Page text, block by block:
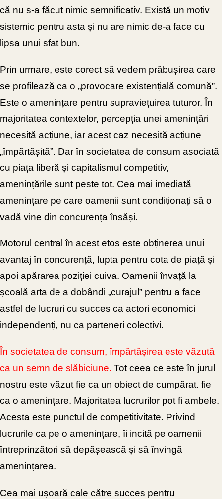
că nu s-a făcut nimic semnificativ. Există un motiv
sistemic pentru asta și nu are nimic de-a face cu
lipsa unui sfat bun.
Prin urmare, este corect să vedem prăbușirea care
se profilează ca o „provocare existențială comună”.
Este o amenințare pentru supraviețuirea tuturor. În
majoritatea contextelor, percepția unei amenințări
necesită acțiune, iar acest caz necesită acțiune
„împărtășită”. Dar în societatea de consum asociată
cu piața liberă și capitalismul competitiv,
amenințările sunt peste tot. Cea mai imediată
amenințare pe care oamenii sunt condiționați să o
vadă vine din concurența însăși.
Motorul central în acest etos este obținerea unui
avantaj în concurență, lupta pentru cota de piață și
apoi apărarea poziției cuiva. Oamenii învață la
școală arta de a dobândi „curajul” pentru a face
astfel de lucruri cu succes ca actori economici
independenți, nu ca parteneri colectivi.
În societatea de consum, împărtășirea este văzută
ca un semn de slăbiciune. Tot ceea ce este în jurul
nostru este văzut fie ca un obiect de cumpărat, fie
ca o amenințare. Majoritatea lucrurilor pot fi ambele.
Acesta este punctul de competitivitate. Privind
lucrurile ca pe o amenințare, îi incită pe oamenii
întreprinzători să depășească și să învingă
amenințarea.
Cea mai ușoară cale către succes pentru